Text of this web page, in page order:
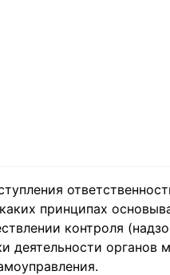
принципах
контроля
деятельности органов